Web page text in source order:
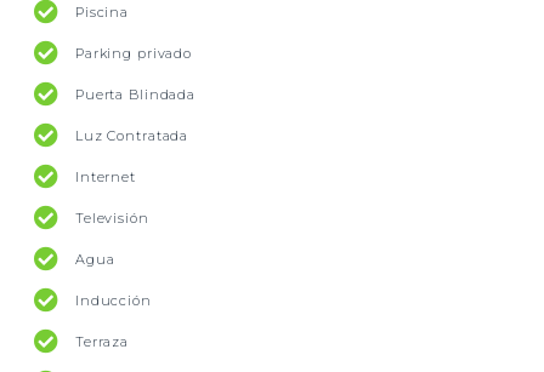
Piscina
Parking privado
Puerta Blindada
Luz Contratada
Internet
Televisión
Agua
Inducción
Terraza